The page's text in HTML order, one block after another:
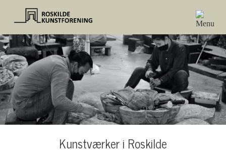
Kunstværker i Roskilde